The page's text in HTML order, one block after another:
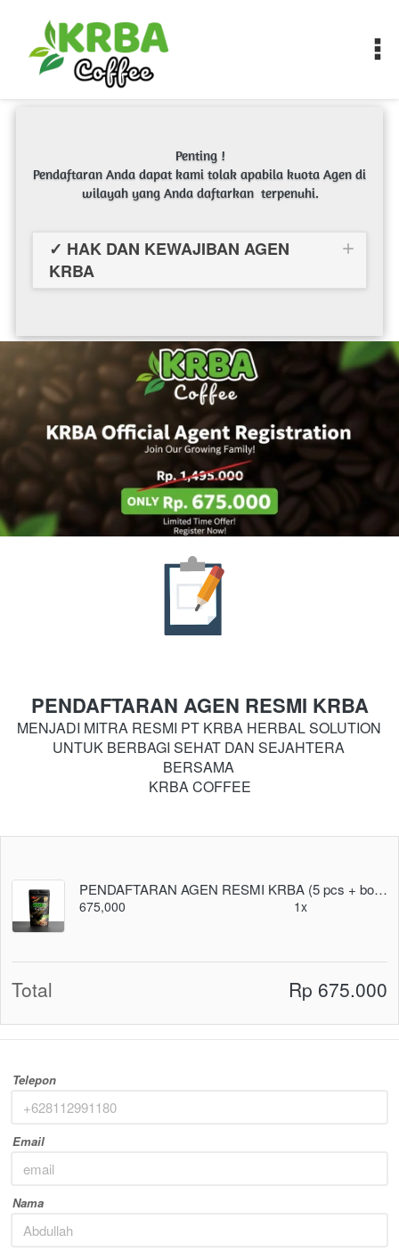
Penting !
Pendaftaran Anda dapat kami tolak apabila kuota Agen di
wilayah yang Anda daftarkan  terpenuhi.
✓ HAK DAN KEWAJIBAN AGEN
KRBA
PENDAFTARAN AGEN RESMI KRBA
UNTUK BERBAGI SEHAT DAN SEJAHTERA
BERSAMA
KRBA COFFEE
Telepon
Email
Nama
PENDAFTARAN AGEN RESMI KRBA (5 pcs + bonus 1 pcs)
675,000 1x
Total Rp 675.000